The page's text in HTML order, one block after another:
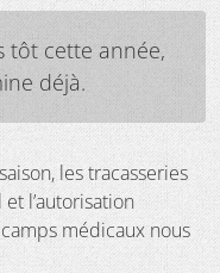
tôt cette année,
déjà.
les tracasseries
l’autorisation
médicaux nous